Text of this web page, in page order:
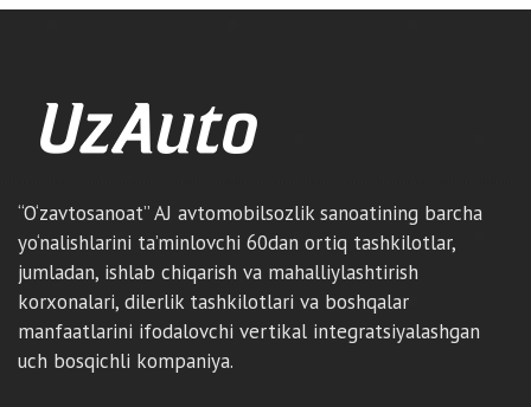
“O‘zavtosanoat” AJ avtomobilsozlik sanoatining barcha
yo‘nalishlarini ta’minlovchi 60dan ortiq tashkilotlar,
jumladan, ishlab chiqarish va mahalliylashtirish
korxonalari, dilerlik tashkilotlari va boshqalar
manfaatlarini ifodalovchi vertikal integratsiyalashgan
uch bosqichli kompaniya.